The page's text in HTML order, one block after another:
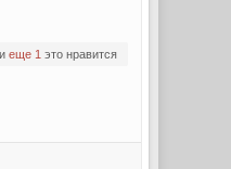
еще 1 это нравится